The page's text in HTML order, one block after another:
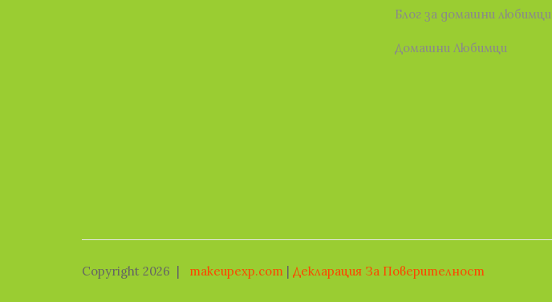
Блог за домашни любимци
Домашни Любимци
Copyright 2026 | makeupexp.com | Декларация За Поверителност